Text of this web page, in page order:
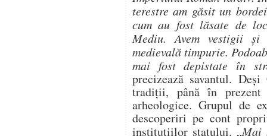
terestre am găsit un
cum au fost lăsate de
Mediu. Avem vestigii
medievală timpurie.
mai fost depistate în
precizează savantul.
tradiții, până în
arheologice. Grupul de
descoperiri pe cont
instituțiilor statului. „Mai